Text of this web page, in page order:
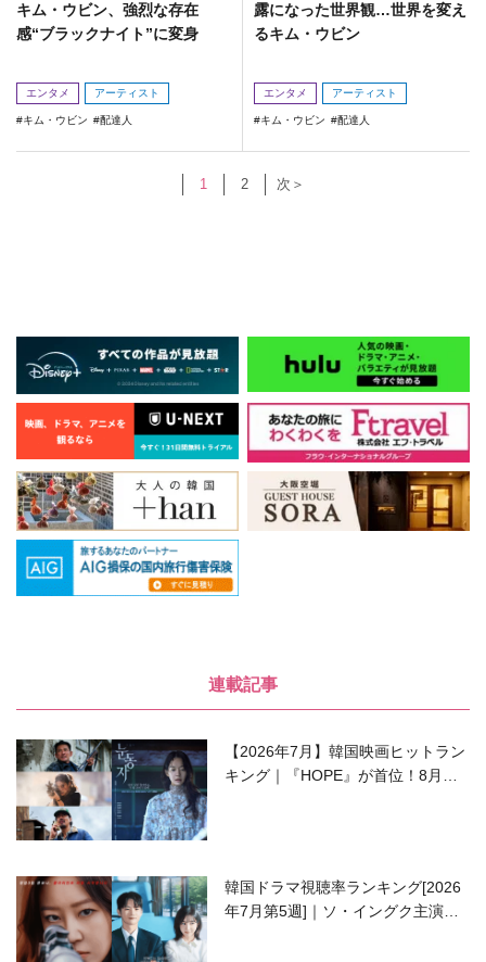
キム・ウビン、強烈な存在
感“ブラックナイト”に変身
エンタメ アーティスト
キム・ウビン 配達人
露になった世界観…世界を変え
るキム・ウビン
エンタメ アーティスト
キム・ウビン 配達人
1 2 次＞
連載記事
【2026年7月】韓国映画ヒットラン
キング｜『HOPE』が首位！8月公
韓国ドラマ視聴率ランキング[2026
年7月第5週]｜ソ・イングク主演の